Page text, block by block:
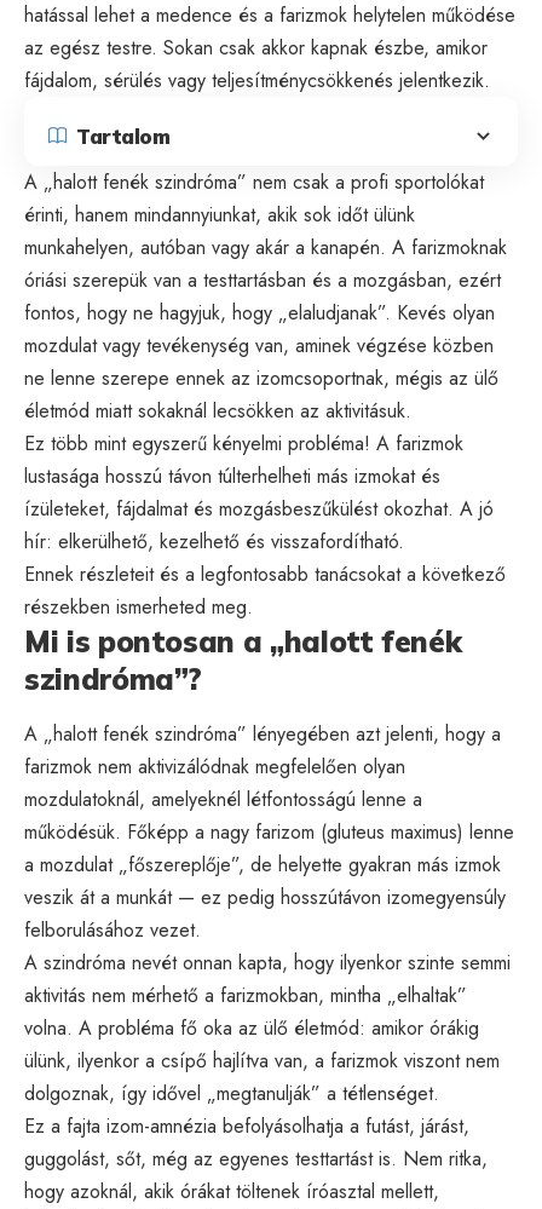
hatással lehet a medence és a farizmok helytelen működése
az egész testre. Sokan csak akkor kapnak észbe, amikor
fájdalom, sérülés vagy teljesítménycsökkenés jelentkezik.
Tartalom
A „halott fenék szindróma” nem csak a profi sportolókat
érinti, hanem mindannyiunkat, akik sok időt ülünk
munkahelyen, autóban vagy akár a kanapén. A farizmoknak
óriási szerepük van a testtartásban és a mozgásban, ezért
fontos, hogy ne hagyjuk, hogy „elaludjanak”. Kevés olyan
mozdulat vagy tevékenység van, aminek végzése közben
ne lenne szerepe ennek az izomcsoportnak, mégis az ülő
életmód miatt sokaknál lecsökken az aktivitásuk.
Ez több mint egyszerű kényelmi probléma! A farizmok
lustasága hosszú távon túlterhelheti más izmokat és
ízületeket, fájdalmat és mozgásbeszűkülést okozhat. A jó
hír: elkerülhető, kezelhető és visszafordítható.
Ennek részleteit és a legfontosabb tanácsokat a következő
részekben ismerheted meg.
Mi is pontosan a „halott fenék
szindróma”?
A „halott fenék szindróma” lényegében azt jelenti, hogy a
farizmok nem aktivizálódnak megfelelően olyan
mozdulatoknál, amelyeknél létfontosságú lenne a
működésük. Főképp a nagy farizom (gluteus maximus) lenne
a mozdulat „főszereplője”, de helyette gyakran más izmok
veszik át a munkát — ez pedig hosszútávon izomegyensúly
felborulásához vezet.
A szindróma nevét onnan kapta, hogy ilyenkor szinte semmi
aktivitás nem mérhető a farizmokban, mintha „elhaltak”
volna. A probléma fő oka az ülő életmód: amikor órákig
ülünk, ilyenkor a csípő hajlítva van, a farizmok viszont nem
dolgoznak, így idővel „megtanulják” a tétlenséget.
Ez a fajta izom-amnézia befolyásolhatja a futást, járást,
guggolást, sőt, még az egyenes testtartást is. Nem ritka,
hogy azoknál, akik órákat töltenek íróasztal mellett,